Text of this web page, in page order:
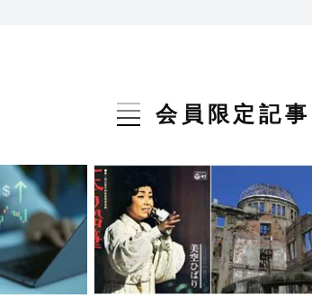
会員限定記事